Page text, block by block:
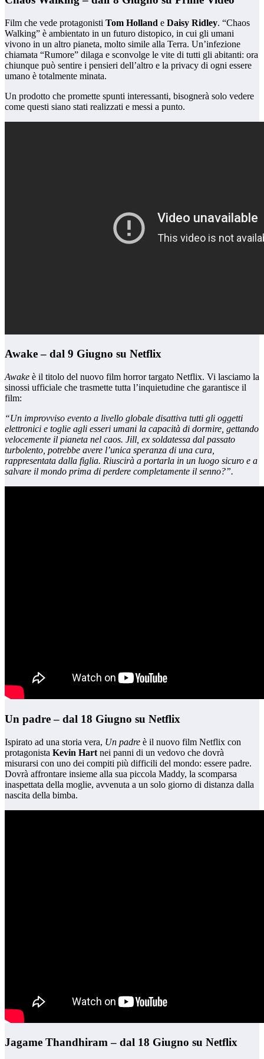
Film che vede protagonisti Tom Holland e Daisy Ridley. “Chaos
Walking” è ambientato in un futuro distopico, in cui gli umani
vivono in un altro pianeta, molto simile alla Terra. Un’infezione
chiamata “Rumore” dilaga e sconvolge le vite di tutti gli abitanti: ora
chiunque può sentire i pensieri dell’altro e la privacy di ogni essere
umano è totalmente minata.
Un prodotto che promette spunti interessanti, bisognerà solo vedere
come questi siano stati realizzati e messi a punto.
Awake – dal 9 Giugno su Netflix
Awake è il titolo del nuovo film horror targato Netflix. Vi lasciamo la
sinossi ufficiale che trasmette tutta l’inquietudine che garantisce il
film:
“Un improvviso evento a livello globale disattiva tutti gli oggetti
elettronici e toglie agli esseri umani la capacità di dormire, gettando
velocemente il pianeta nel caos. Jill, ex soldatessa dal passato
turbolento, potrebbe avere l’unica speranza di una cura,
rappresentata dalla figlia. Riuscirà a portarla in un luogo sicuro e a
salvare il mondo prima di perdere completamente il senno?”.
Un padre – dal 18 Giugno su Netflix
Ispirato ad una storia vera, Un padre è il nuovo film Netflix con
protagonista Kevin Hart nei panni di un vedovo che dovrà
misurarsi con uno dei compiti più difficili del mondo: essere padre.
Dovrà affrontare insieme alla sua piccola Maddy, la scomparsa
inaspettata della moglie, avvenuta a un solo giorno di distanza dalla
nascita della bimba.
Jagame Thandhiram – dal 18 Giugno su Netflix